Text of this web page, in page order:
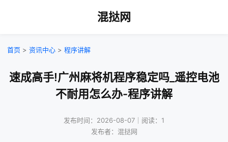
混挞网
首页 > 资讯中心 > 程序讲解
速成高手!广州麻将机程序稳定吗_遥控电池
不耐用怎么办-程序讲解
发布时间：2026-08-07｜阅读：1
发布者：混挞网